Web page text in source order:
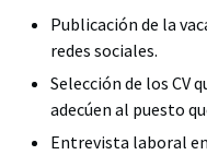
Publicación de la
redes sociales.
Selección de los CV
adecúen al puesto
Entrevista laboral